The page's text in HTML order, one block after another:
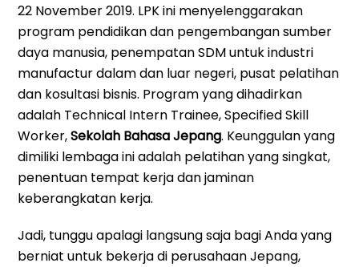
22 November 2019. LPK ini menyelenggarakan
program pendidikan dan pengembangan sumber
daya manusia, penempatan SDM untuk industri
manufactur dalam dan luar negeri, pusat pelatihan
dan kosultasi bisnis. Program yang dihadirkan
adalah Technical Intern Trainee, Specified Skill
Worker,Sekolah Bahasa Jepang. Keunggulan yang
dimiliki lembaga ini adalah pelatihan yang singkat,
penentuan tempat kerja dan jaminan
keberangkatan kerja.
Jadi, tunggu apalagi langsung saja bagi Anda yang
berniat untuk bekerja di perusahaan Jepang,